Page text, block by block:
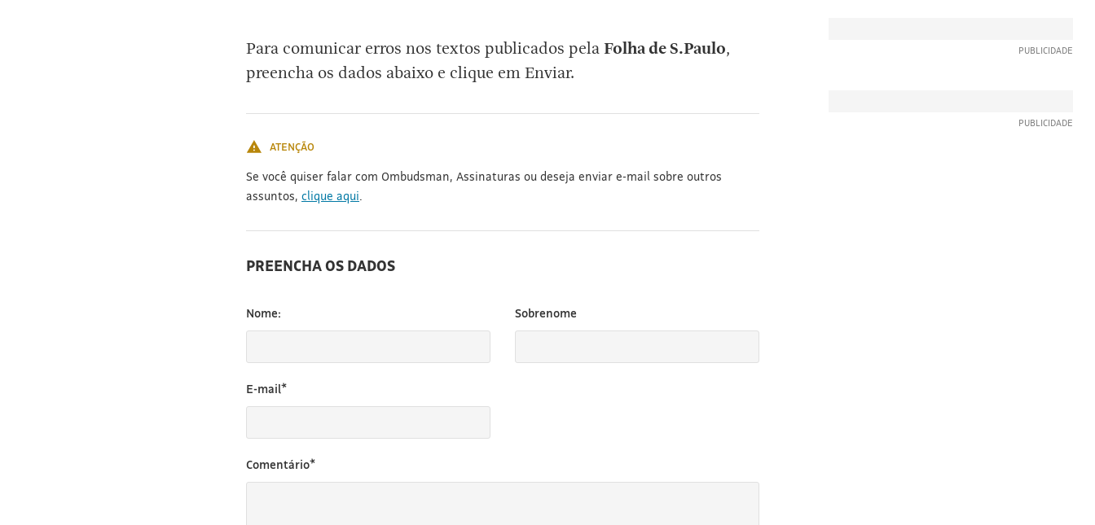
Para comunicar erros nos textos publicados pelaFolha de S.Paulo,
preencha os dados abaixo e clique em Enviar.
ATENÇÃO
Se você quiser falar com Ombudsman, Assinaturas ou deseja enviar e-mail sobre outros
assuntos, clique aqui.
PREENCHA OS DADOS
Nome: Sobrenome
E-mail*
Comentário*